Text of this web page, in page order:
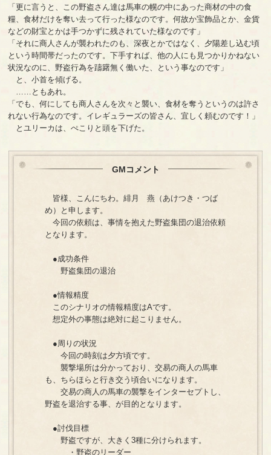
「更に言うと、この野盗さん達は馬車の幌の中にあった商材の中の食
糧、食材だけを奪い去って行った様なのです。何故か宝飾品とか、金貨
などの財宝とかは手つかずに残されていた様なのです」
「それに商人さんが襲われたのも、深夜とかではなく、夕陽差し込む頃
という時間帯だったのです。下手すれば、他の人にも見つかりかねない
状況なのに、野盗行為を躊躇無く働いた、という事なのです」
と、小首を傾げる。
……ともあれ。
「でも、何にしても商人さんを次々と襲い、食材を奪うというのは許さ
れない行為なのです。イレギュラーズの皆さん、宜しく頼むのです！」
とユリーカは、ぺこりと頭を下げた。
GMコメント
皆様、こんにちわ。緋月 燕（あけつき・つば
め）と申します。
今回の依頼は、事情を抱えた野盗集団の退治依頼
となります。
●成功条件
野盗集団の退治
●情報精度
このシナリオの情報精度はAです。
想定外の事態は絶対に起こりません。
●周りの状況
今回の時刻は夕方頃です。
襲撃場所は分かっており、交易の商人の馬車
も、ちらほらと行き交う頃合いになります。
交易の商人の馬車の襲撃をインターセプトし、
野盗を退治する事、が目的となります。
●討伐目標
野盗ですが、大きく3種に分けられます。
・野盗のリーダー